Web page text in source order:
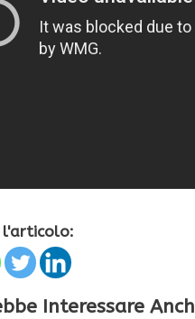
l'articolo:
Interessare